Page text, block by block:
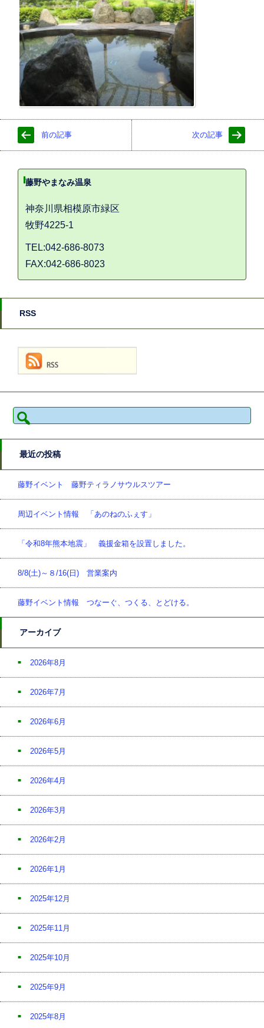
前の記事 次の記事
藤野やまなみ温泉
神奈川県相模原市緑区
牧野4225-1
TEL:042-686-8073
FAX:042-686-8023
RSS
検
索:
最近の投稿
藤野イベント 藤野ティラノサウルスツアー
周辺イベント情報 「あのねのふぇす」
「令和8年熊本地震」 義援金箱を設置しました。
8/8(土)～８/16(日) 営業案内
藤野イベント情報 つなーぐ、つくる、とどける。
アーカイブ
2026年8月
2026年7月
2026年6月
2026年5月
2026年4月
2026年3月
2026年2月
2026年1月
2025年12月
2025年11月
2025年10月
2025年9月
2025年8月